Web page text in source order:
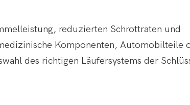
reduzierten Schrottraten und
Komponenten, Automobilteile
des richtigen Läufersystems der